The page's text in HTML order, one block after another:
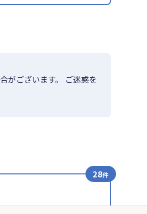
がございます。 ご迷惑を
28件